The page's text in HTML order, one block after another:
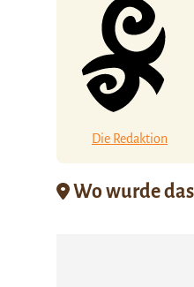
Die Redaktion
Wo wurde